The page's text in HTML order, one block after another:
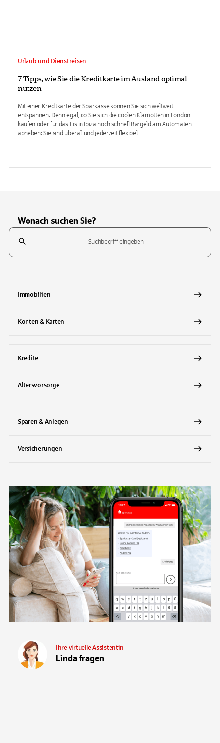
Urlaub und Dienstreisen
7 Tipps, wie Sie die Kreditkarte im Ausland optimal
nutzen
Mit einer Kreditkarte der Sparkasse können Sie sich weltweit
entspannen. Denn egal, ob Sie sich die coolen Klamotten in London
kaufen oder für das Eis in Ibiza noch schnell Bargeld am Automaten
abheben: Sie sind überall und jederzeit flexibel.
Wonach suchen Sie?
Suchfeld
Immobilien
Konten & Karten
Kredite
Altersvorsorge
Sparen & Anlegen
Versicherungen
Linda fragen
Ihre virtuelle Assistentin